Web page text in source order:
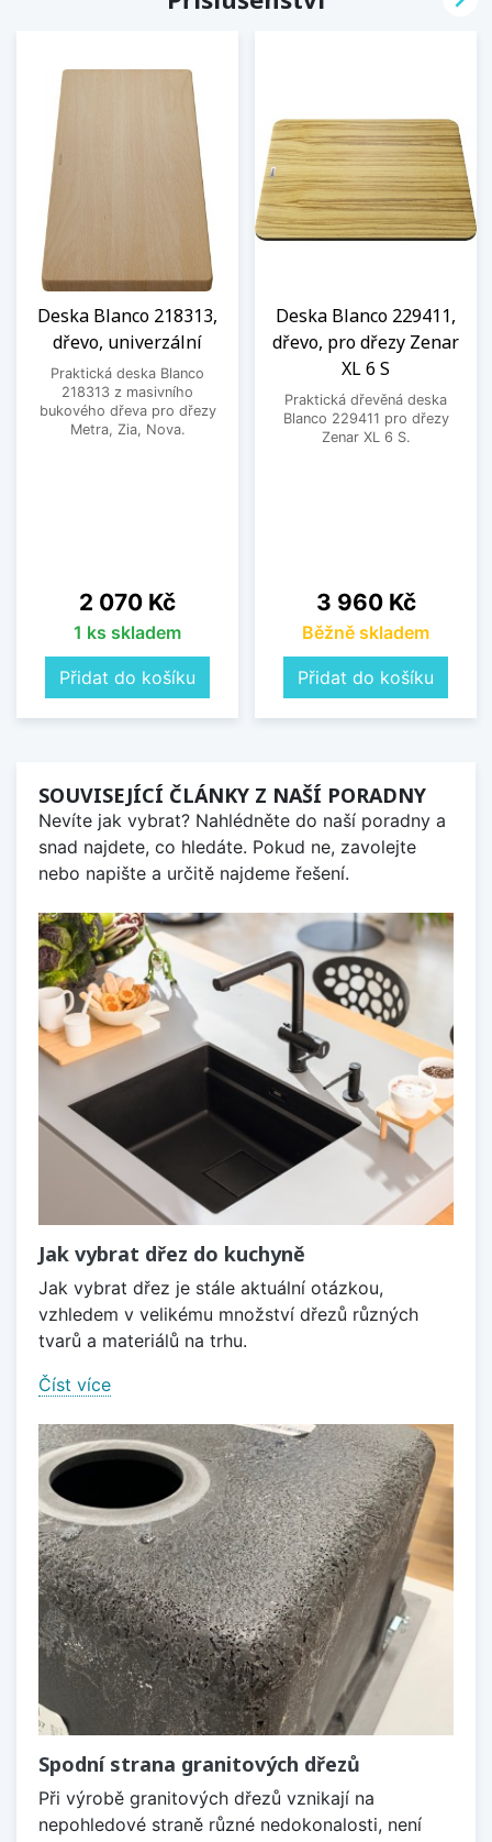
Deska Blanco 218313,
dřevo, univerzální
Praktická deska Blanco
218313 z masivního
bukového dřeva pro dřezy
Metra, Zia, Nova.
Cena
2 070 Kč
1 ks skladem
Přidat do košíku
Deska Blanco 229411,
dřevo, pro dřezy Zenar
XL 6 S
Praktická dřevěná deska
Blanco 229411 pro dřezy
Zenar XL 6 S.
Cena
3 960 Kč
Běžně skladem
Přidat do košíku
SOUVISEJÍCÍ ČLÁNKY Z NAŠÍ PORADNY
Nevíte jak vybrat? Nahlédněte do naší poradny a
snad najdete, co hledáte. Pokud ne, zavolejte
nebo napište a určitě najdeme řešení.
Jak vybrat dřez do kuchyně
Jak vybrat dřez je stále aktuální otázkou,
vzhledem v velikému množství dřezů různých
tvarů a materiálů na trhu.
Číst více
Spodní strana granitových dřezů
Při výrobě granitových dřezů vznikají na
nepohledové straně různé nedokonalosti, není